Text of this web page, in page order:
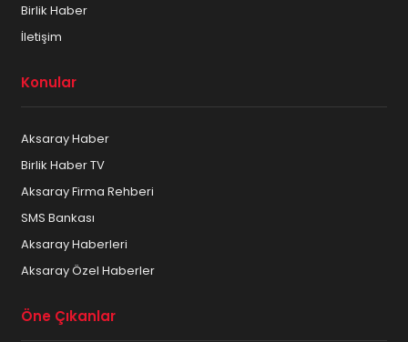
Birlik Haber
İletişim
Konular
Aksaray Haber
Birlik Haber TV
Aksaray Firma Rehberi
SMS Bankası
Aksaray Haberleri
Aksaray Özel Haberler
Öne Çıkanlar